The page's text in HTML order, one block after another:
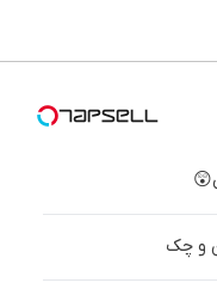
کننده